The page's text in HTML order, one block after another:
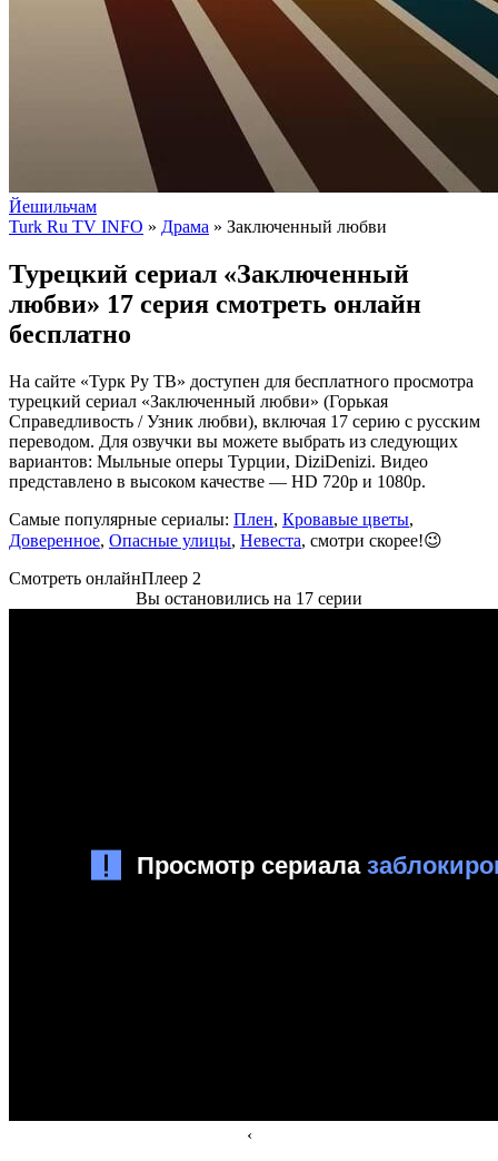
Йешильчам
Turk Ru TV INFO » Драма » Заключенный любви
Турецкий сериал «Заключенный
любви» 17 серия смотреть онлайн
бесплатно
На сайте «Турк Ру ТВ» доступен для бесплатного просмотра
турецкий сериал «Заключенный любви» (Горькая
Справедливость / Узник любви), включая 17 серию с русским
переводом. Для озвучки вы можете выбрать из следующих
вариантов: Мыльные оперы Турции, DiziDenizi. Видео
представлено в высоком качестве — HD 720p и 1080p.
Самые популярные сериалы: Плен, Кровавые цветы,
Доверенное, Опасные улицы, Невеста, смотри скорее!😉
Смотреть онлайнПлеер 2
Вы остановились на 17 серии
‹